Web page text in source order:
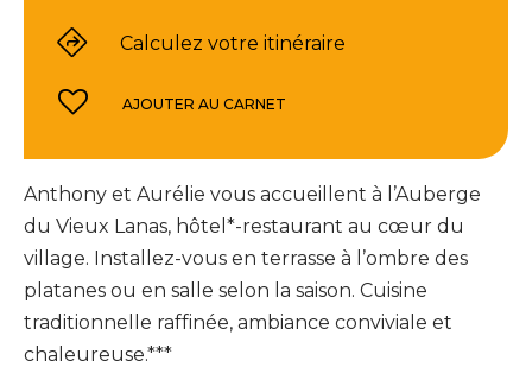
Anthony et Aurélie vous accueillent à l’Auberge
du Vieux Lanas, hôtel*-restaurant au cœur du
village. Installez-vous en terrasse à l’ombre des
platanes ou en salle selon la saison. Cuisine
traditionnelle raffinée, ambiance conviviale et
chaleureuse.***
Calculez votre itinéraire
AJOUTER AU CARNET